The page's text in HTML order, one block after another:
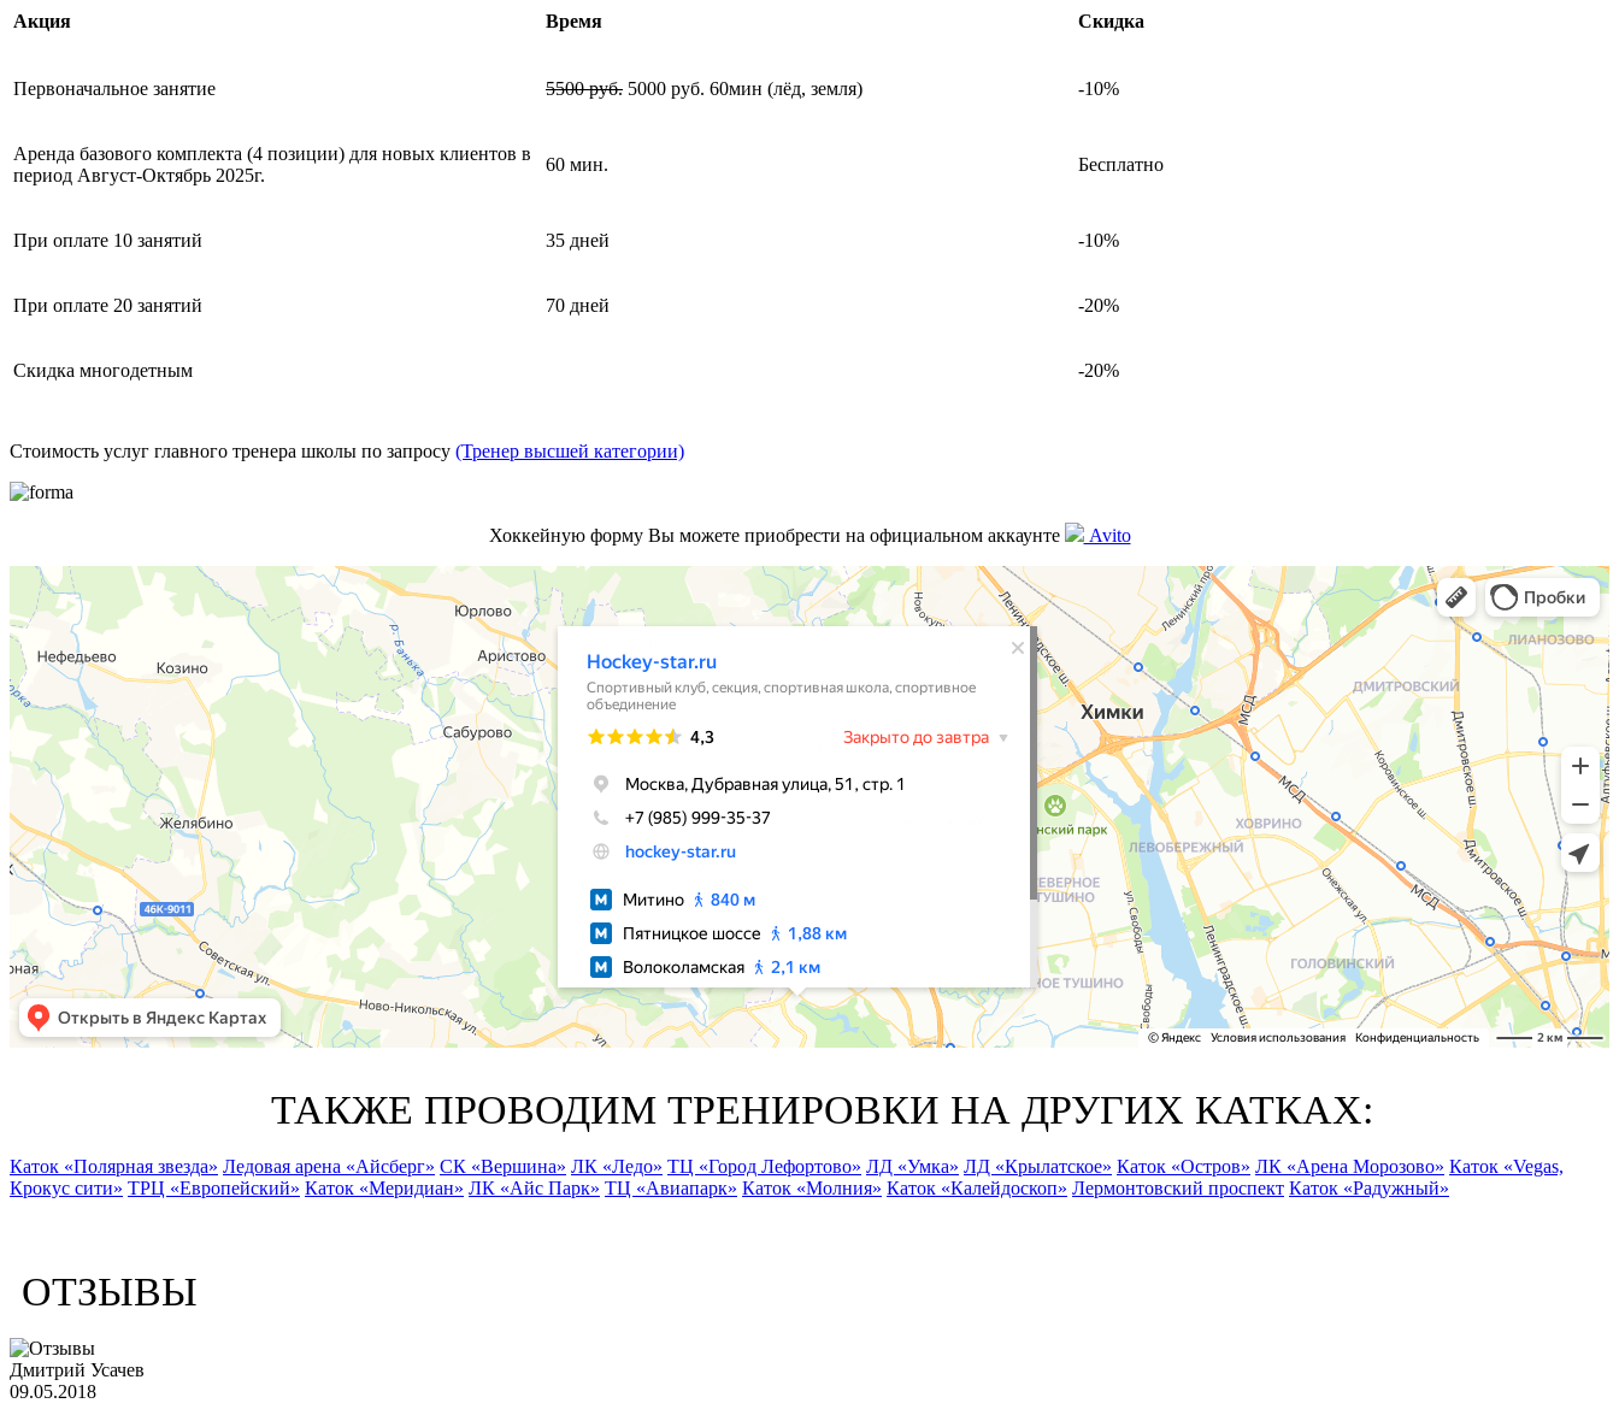
Акция Время Скидка
Первоначальное занятие 5500 руб. 5000 руб. 60мин (лёд, земля) -10%
Аренда базового комплекта (4 позиции) для новых клиентов в
период Август-Октябрь 2025г.
60 мин. Бесплатно
При оплате 10 занятий 35 дней -10%
При оплате 20 занятий 70 дней -20%
Скидка многодетным -20%
Стоимость услуг главного тренера школы по запросу (Тренер высшей категории)
Хоккейную форму Вы можете приобрести на официальном аккаунте Avito
ТАКЖЕ ПРОВОДИМ ТРЕНИРОВКИ НА ДРУГИХ КАТКАХ:
Каток «Полярная звезда» Ледовая арена «Айсберг» СК «Вершина» ЛК «Ледо» ТЦ «Город Лефортово» ЛД «Умка» ЛД «Крылатское» Каток «Остров» ЛК «Арена Морозово» Каток «Vegas,
Крокус сити» ТРЦ «Европейский» Каток «Меридиан» ЛК «Айс Парк» ТЦ «Авиапарк» Каток «Молния» Каток «Калейдоскоп» Лермонтовский проспект Каток «Радужный»
ОТЗЫВЫ
Дмитрий Усачев
09.05.2018